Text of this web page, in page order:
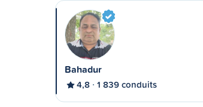
Bahadur
4,8 1 839 conduits